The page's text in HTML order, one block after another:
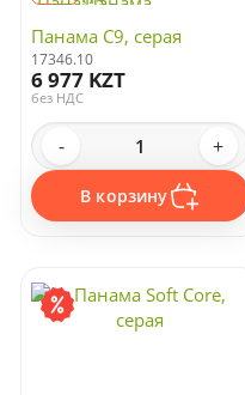
Панама C9, серая
17346.10
6 977 KZT
без НДС
- +
В корзину